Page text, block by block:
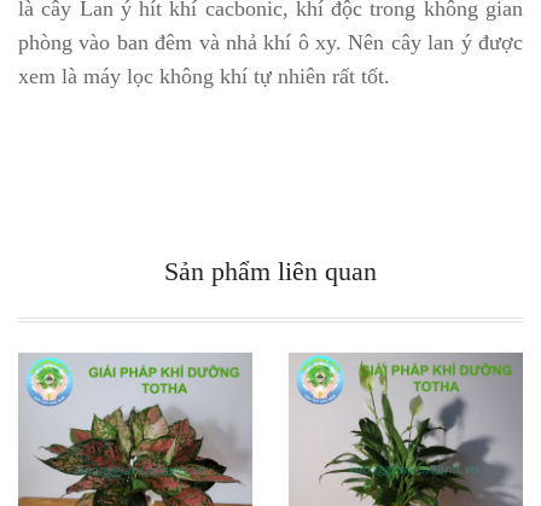
là cây Lan ý hít khí cacbonic, khí độc trong không gian
phòng vào ban đêm và nhả khí ô xy. Nên cây lan ý được
xem là máy lọc không khí tự nhiên rất tốt.
Sản phẩm liên quan